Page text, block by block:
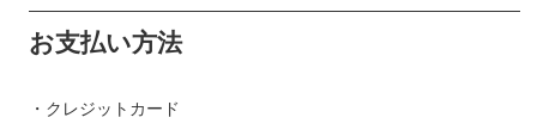
お支払い方法
・クレジットカード